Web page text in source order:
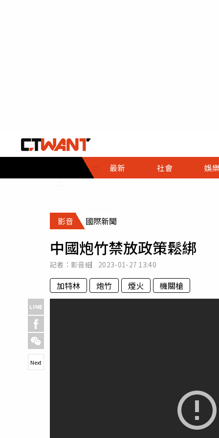
::: 最新 社會
社會首頁
時事
調查
娛樂
娛樂首頁
即時
財經首頁
熱線
專欄
政
影音 國際新聞
中國炮竹禁放政策鬆綁
記者：影音組 2023-01-27 13:40
加特林 炮竹 煙火 機關槍
Next